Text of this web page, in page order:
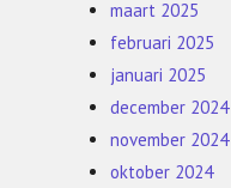
maart 2025
februari 2025
januari 2025
december 2024
november 2024
oktober 2024